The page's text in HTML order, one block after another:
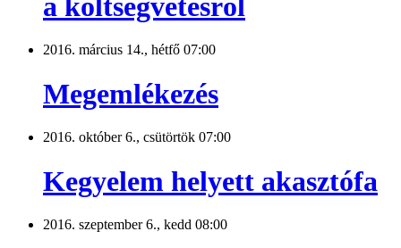
2016. március 14., hétfő 07:00
Megemlékezés
2016. október 6., csütörtök 07:00
Kegyelem helyett akasztófa
2016. szeptember 6., kedd 08:00